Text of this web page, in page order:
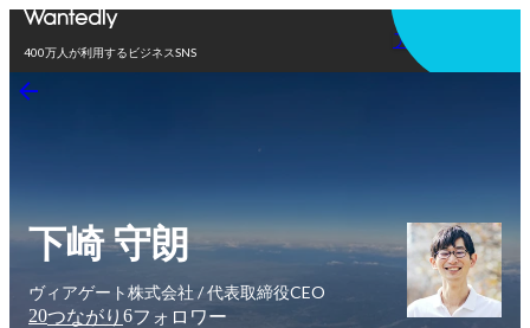
400万人が利用するビジネスSNS
アプリを使う
下崎 守朗
ヴィアゲート株式会社 / 代表取締役CEO
20つながり 6フォロワー